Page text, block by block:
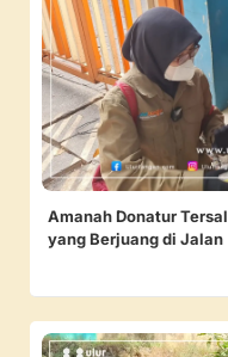
Amanah Donatur
yang Berjuang di Jalan